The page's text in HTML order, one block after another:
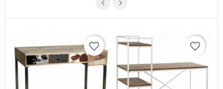
favorite_border favorite_border